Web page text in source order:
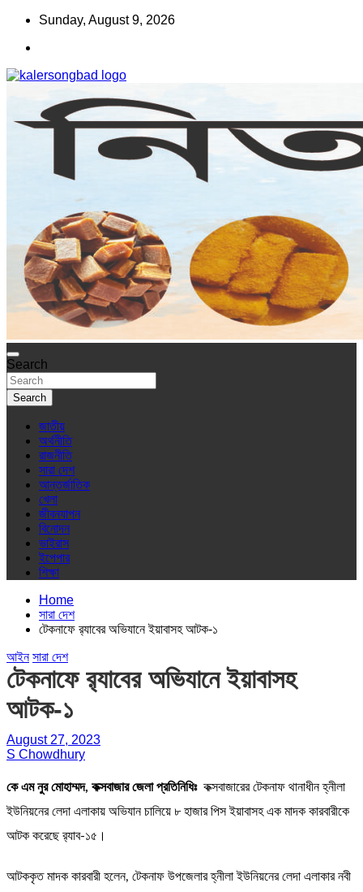
Skip
content
Sunday, August 9, 2026
কালের সংবাদ
www.kalersongbad.com
Search
Search
জাতীয়
অর্থনীতি
রাজনীতি
সারা দেশ
আন্তর্জাতিক
খেলা
জীবনযাপন
বিনোদন
ভাইরাস
ইপেপার
শিক্ষা
Home
সারা দেশ
টেকনাফে র‌্যাবের অভিযানে ইয়াবাসহ আটক-১
আইন সারা দেশ
টেকনাফে র‌্যাবের অভিযানে ইয়াবাসহ
আটক-১
August 27, 2023
S Chowdhury
কে এম নুর মোহাম্মদ, কক্সবাজার জেলা প্রতিনিধিঃ কক্সবাজারের টেকনাফ থানাধীন হ্নীলা
ইউনিয়নের লেদা এলাকায় অভিযান চালিয়ে ৮ হাজার পিস ইয়াবাসহ এক মাদক কারবারীকে
আটক করেছে র‌্যাব-১৫।
আটককৃত মাদক কারবারী হলেন, টেকনাফ উপজেলার হ্নীলা ইউনিয়নের লেদা এলাকার নবী